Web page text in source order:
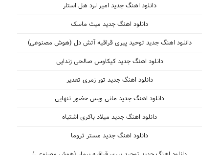
دانلود اهنگ جدید امیر لرد هل استار
دانلود اهنگ جدید میث ماسک
دانلود اهنگ جدید توحید پیری قراقیه آتش دل (هوش مصنوعی)
دانلود اهنگ جدید کیکاوس صالحی زندایی
دانلود اهنگ جدید تور زمری تقدیر
دانلود اهنگ جدید مانی ویس حضور تنهایی
دانلود اهنگ جدید میلاد باکری اشتباه
دانلود اهنگ جدید مستر تروما